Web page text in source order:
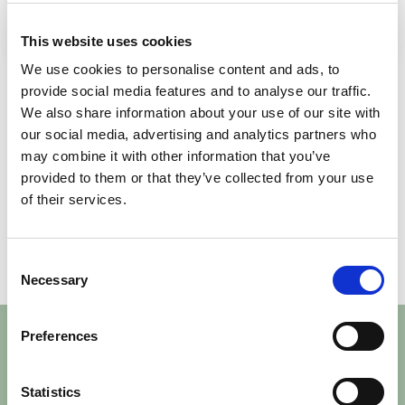
This website uses cookies
We use cookies to personalise content and ads, to
provide social media features and to analyse our traffic.
We also share information about your use of our site with
our social media, advertising and analytics partners who
may combine it with other information that you’ve
provided to them or that they’ve collected from your use
of their services.
Selection
Necessary
Preferences
Statistics
018 - 65 67 85
Fler lediga lokaler
Uppsala
183
Visa alla lediga lokaler